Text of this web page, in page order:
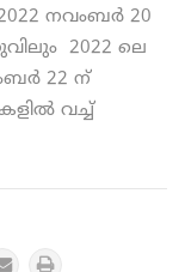
നവംബർ 20
2022 ലെ
22 ന്
വച്ച്